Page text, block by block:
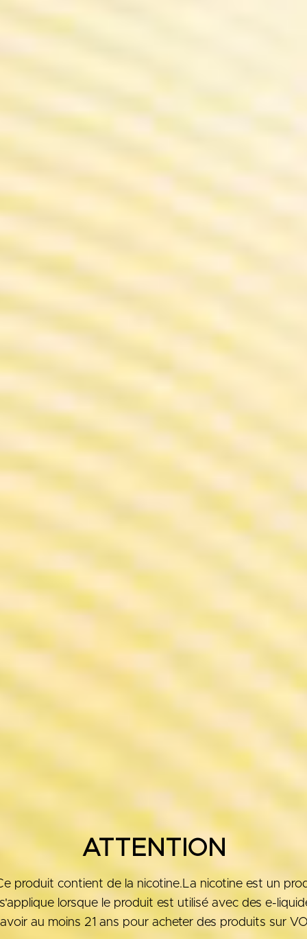
ATTENTION
produit contient de la nicotine.La nicotine est un
lorsque le produit est utilisé avec des e-
au moins 21 ans pour acheter des produits sur